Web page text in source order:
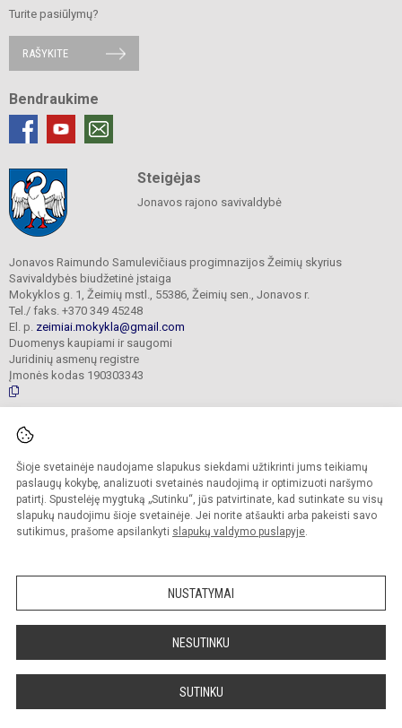
Šioje svetainėje naudojame slapukus siekdami užtikrinti jums teikiamų
paslaugų kokybę, analizuoti svetainės naudojimą ir optimizuoti naršymo
patirtį. Spustelėję mygtuką „Sutinku“, jūs patvirtinate, kad sutinkate su visų
slapukų naudojimu šioje svetainėje. Jei norite atšaukti arba pakeisti savo
sutikimus, prašome apsilankyti slapukų valdymo puslapyje.
NUSTATYMAI
NESUTINKU
SUTINKU
Turite pasiūlymų?
RAŠYKITE
Bendraukime
Steigėjas
Jonavos rajono savivaldybė
Jonavos Raimundo Samulevičiaus progimnazijos Žeimių skyrius
Savivaldybės biudžetinė įstaiga
Mokyklos g. 1, Žeimių mstl., 55386, Žeimių sen., Jonavos r.
Tel./ faks. +370 349 45248
El. p. zeimiai.mokykla@gmail.com
Duomenys kaupiami ir saugomi
Juridinių asmenų registre
Įmonės kodas 190303343
© 2025. Jonavos Raimundo Samulevičiaus progimnazija Žeimių skyrius. Visos
Kopijuoti turinį be raštiško įstaigos administracijos sutikimo griežtai draudžiama.
Prieinamumo paraiška Slapukų politika
Sumanus būdas atnaujinti